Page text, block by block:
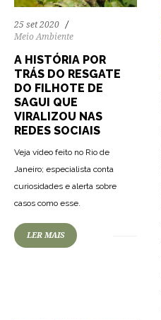
25 set 2020
Meio Ambiente
A HISTÓRIA POR
TRÁS DO RESGATE
DO FILHOTE DE
SAGUI QUE
VIRALIZOU NAS
REDES SOCIAIS
Veja vídeo feito no Rio de
Janeiro; especialista conta
curiosidades e alerta sobre
casos como esse.
LER MAIS
74 1583